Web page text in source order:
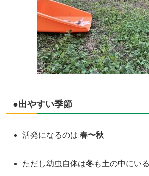
●出やすい季節
活発になるのは春〜秋
ただし幼虫自体は冬も土の中にいる